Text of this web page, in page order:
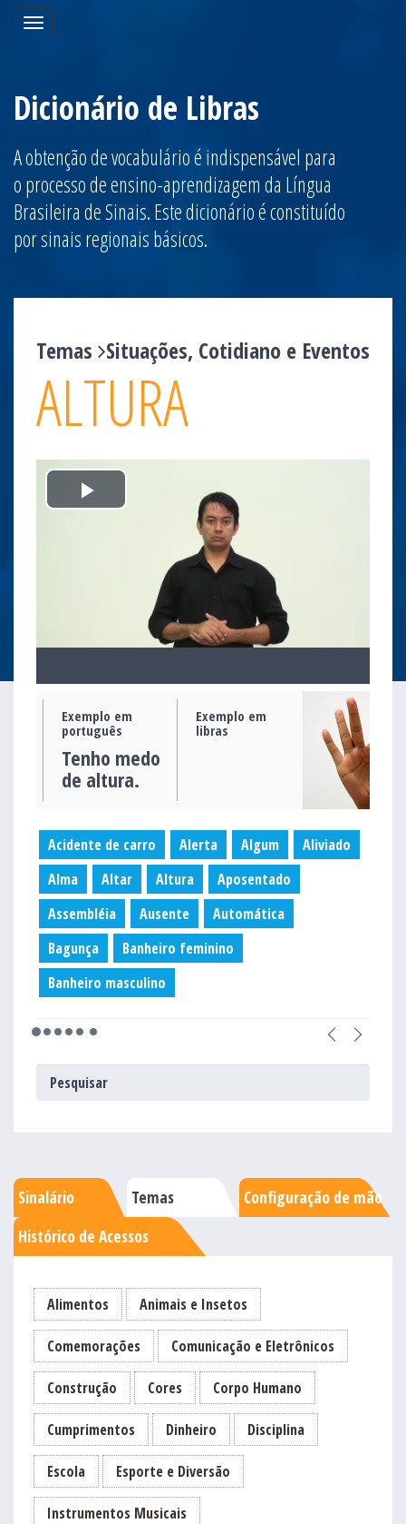
Toggle
navigation
Dicionário de Libras
A obtenção de vocabulário é indispensável para
o processo de ensino-aprendizagem da Língua
Brasileira de Sinais. Este dicionário é constituído
por sinais regionais básicos.
Temas Situações, Cotidiano e Eventos
ALTURA
Play
Exemplo em
português
Tenho medo
de altura.
Exemplo em
libras
Acidente de carro Alerta Algum
Aliviado
Alma
Altar Altura
Aposentado
Assembléia
Ausente
Automática
Bagunça
Banheiro feminino
Banheiro masculino
Sinalário Temas
Configuração de mão
Histórico de Acessos
Alimentos Animais e Insetos
Comemorações Comunicação e Eletrônicos
Construção Cores Corpo Humano
Cumprimentos Dinheiro Disciplina
Escola Esporte e Diversão
Instrumentos Musicais